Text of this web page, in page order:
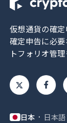
仮想通貨の確定
確定申告に必要
トフォリオ管
日本 日本語